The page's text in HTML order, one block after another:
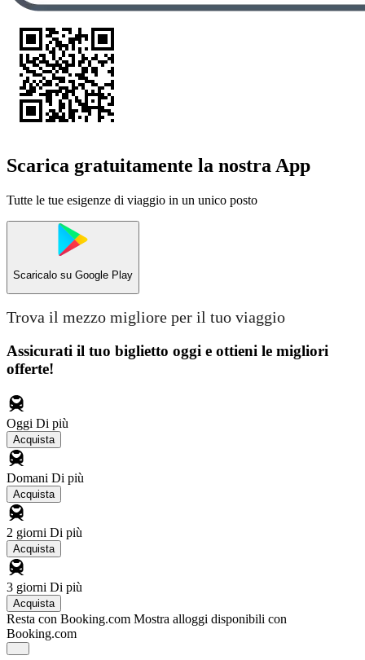
Scarica gratuitamente la nostra App
Tutte le tue esigenze di viaggio in un unico posto
Scaricalo su Google Play
Trova il mezzo migliore per il tuo viaggio
Assicurati il ​​tuo biglietto oggi e ottieni le migliori
offerte!
Oggi Di più
Acquista
Domani Di più
Acquista
2 giorni Di più
Acquista
3 giorni Di più
Acquista
Resta con Booking.com Mostra alloggi disponibili con
Booking.com